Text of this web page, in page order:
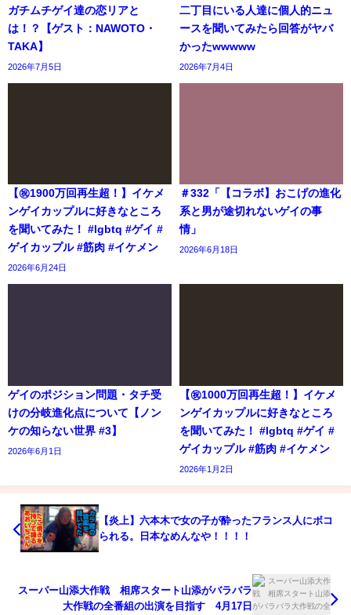
ガチムチゲイ達の恋リアと
は！？【ゲスト：NAWOTO・
TAKA】
2026年7月5日
二丁目にいる人達に個人的ニュ
ースを聞いてみたら回答がヤバ
かったwwwww
2026年7月4日
【㊗️1900万回再生超！】イケメ
ンゲイカップルに好きなところ
を聞いてみた！ #lgbtq #ゲイ #
ゲイカップル #筋肉 #イケメン
2026年6月24日
＃332「【コラボ】おこげの進化
系と男が途切れないゲイの事
情」
2026年6月18日
ゲイのポジション問題・タチ受
けの分岐進化点について【ノン
ケの知らない世界 #3】
2026年6月1日
【㊗️1000万回再生超！】イケメ
ンゲイカップルに好きなところ
を聞いてみた！ #lgbtq #ゲイ #
ゲイカップル #筋肉 #イケメン
2026年1月2日
【炎上】六本木で女の子が酔ったフランス人にボコ
られる。日本なめんなや！！！！
スーパー山添大作戦 相席スタート山添がバラバラ
大作戦の全番組の出演を目指す 4月17日